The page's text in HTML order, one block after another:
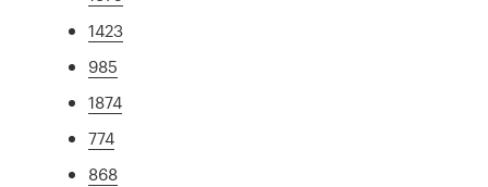
1423
985
1874
774
868